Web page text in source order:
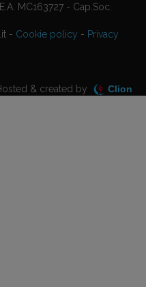
MC163727 - Cap.Soc.
- Cookie policy - Privacy
& created by Clion